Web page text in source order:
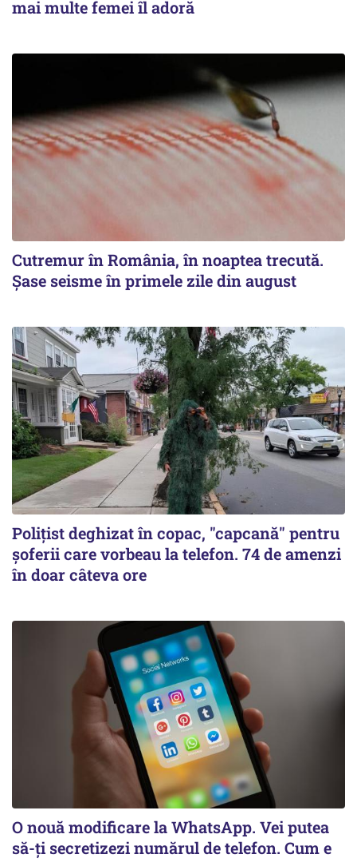
mai multe femei îl adoră
Cutremur în România, în noaptea trecută.
Șase seisme în primele zile din august
Polițist deghizat în copac, "capcană" pentru
șoferii care vorbeau la telefon. 74 de amenzi
în doar câteva ore
O nouă modificare la WhatsApp. Vei putea
să-ți secretizezi numărul de telefon. Cum e